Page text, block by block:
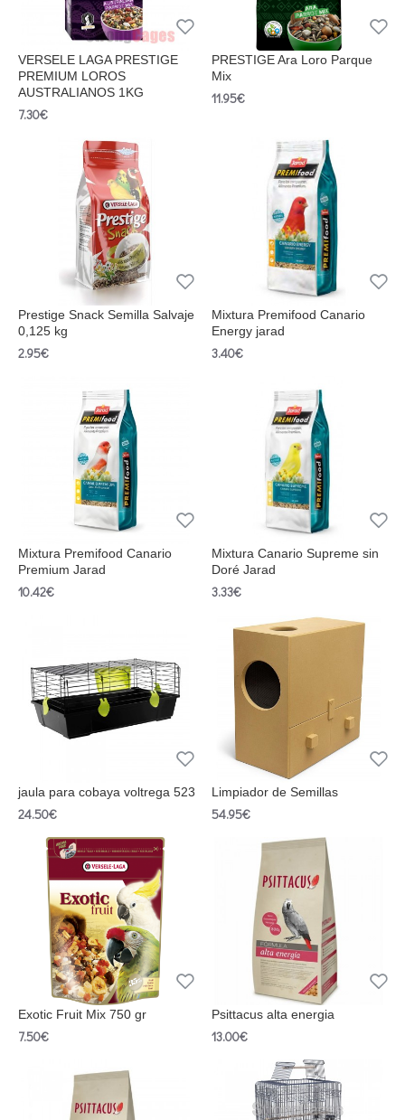
VERSELE LAGA PRESTIGE
PREMIUM LOROS
AUSTRALIANOS 1KG
7.30€
PRESTIGE Ara Loro Parque
Mix
11.95€
Prestige Snack Semilla Salvaje
0,125 kg
2.95€
Mixtura Premifood Canario
Energy jarad
3.40€
Mixtura Premifood Canario
Premium Jarad
10.42€
Mixtura Canario Supreme sin
Doré Jarad
3.33€
jaula para cobaya voltrega 523
24.50€
Limpiador de Semillas
54.95€
Exotic Fruit Mix 750 gr
7.50€
Psittacus alta energia
13.00€